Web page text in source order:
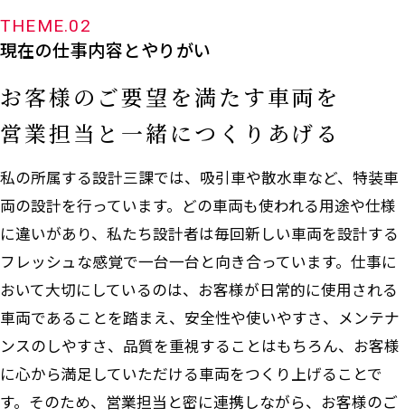
THEME.02
現在の仕事内容とやりがい
お客様のご要望を満たす車両を
営業担当と一緒につくりあげる
私の所属する設計三課では、吸引車や散水車など、特装車
両の設計を行っています。どの車両も使われる用途や仕様
に違いがあり、私たち設計者は毎回新しい車両を設計する
フレッシュな感覚で一台一台と向き合っています。仕事に
おいて大切にしているのは、お客様が日常的に使用される
車両であることを踏まえ、安全性や使いやすさ、メンテナ
ンスのしやすさ、品質を重視することはもちろん、お客様
に心から満足していただける車両をつくり上げることで
す。そのため、営業担当と密に連携しながら、お客様のご